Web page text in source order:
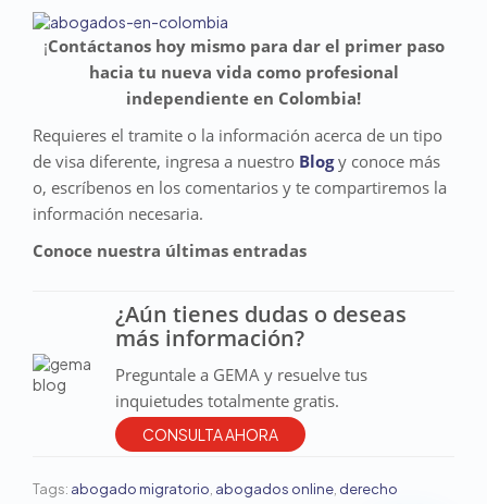
¡Contáctanos hoy mismo para dar el primer paso
hacia tu nueva vida como profesional
independiente en Colombia!
Requieres el tramite o la información acerca de un tipo
de visa diferente, ingresa a nuestro Blogy conoce más
o, escríbenos en los comentarios y te compartiremos la
información necesaria.
Conoce nuestra últimas entradas
¿Aún tienes dudas o deseas
más información?
Preguntale a GEMA y resuelve tus
inquietudes totalmente gratis.
CONSULTA AHORA
Tags: abogado migratorio abogados online derecho